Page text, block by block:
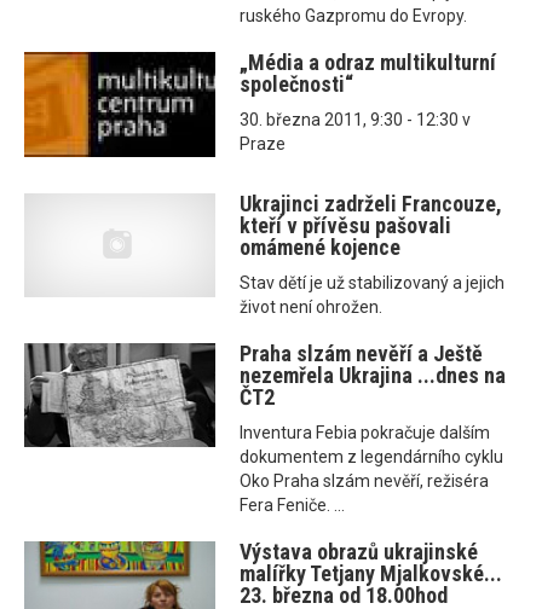
ruského Gazpromu do Evropy.
„Média a odraz multikulturní
společnosti“
30. března 2011, 9:30 - 12:30 v
Praze
Ukrajinci zadrželi Francouze,
kteří v přívěsu pašovali
omámené kojence
Stav dětí je už stabilizovaný a jejich
život není ohrožen.
Praha slzám nevěří a Ještě
nezemřela Ukrajina ...dnes na
ČT2
Inventura Febia pokračuje dalším
dokumentem z legendárního cyklu
Oko Praha slzám nevěří, režiséra
Fera Feniče. ...
Výstava obrazů ukrajinské
malířky Tetjany Mjalkovské...
23. března od 18.00hod